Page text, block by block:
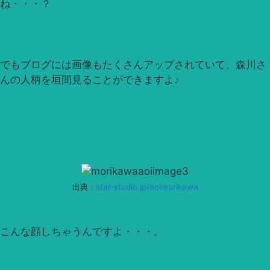
ね・・・？
でもブログには画像もたくさんアップされていて、森川さ
んの人柄を垣間見ることができますよ♪
出典： star-studio.jp/aoimorikawa
こんな顔しちゃうんですよ・・・。